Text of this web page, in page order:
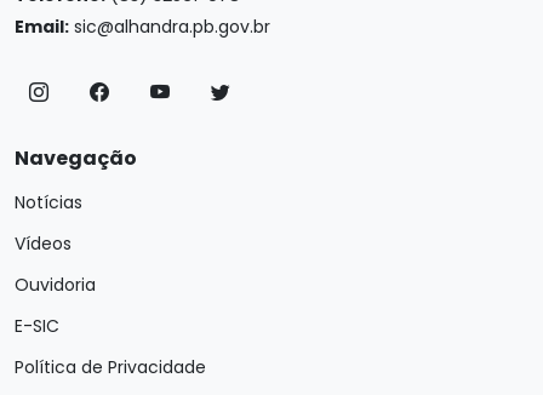
Email: sic@alhandra.pb.gov.br
Navegação
Notícias
Vídeos
Ouvidoria
E-SIC
Política de Privacidade